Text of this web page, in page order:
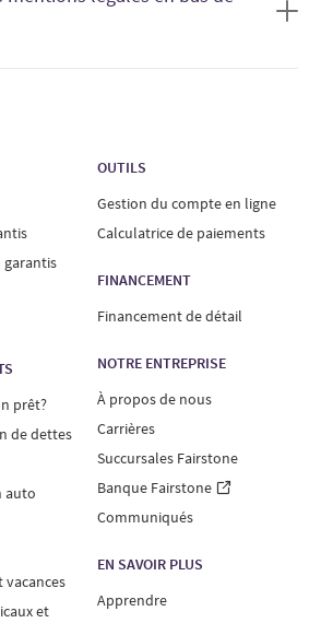
uniquement aux prêts personnels
non garantis :
annuels des prêts personnels non
29,99 % et 34,99 %, avec un terme
(TAC) actuel variera en
province de résidence et de facteurs
que les renseignements de votre
et le montant du prêt.
personnel non garanti de 10 000 $ :
terme de 60 mois, paiement mensuel
le capital et les intérêts.
Inc. détient des permis
garantis
prêt?
de dettes
auto
vacances
et
OUTILS
Gestion du compte en ligne
Calculatrice de paiements
FINANCEMENT
Financement de détail
NOTRE ENTREPRISE
À propos de nous
Carrières
Succursales Fairstone
Banque Fairstone
Communiqués
EN SAVOIR PLUS
Apprendre